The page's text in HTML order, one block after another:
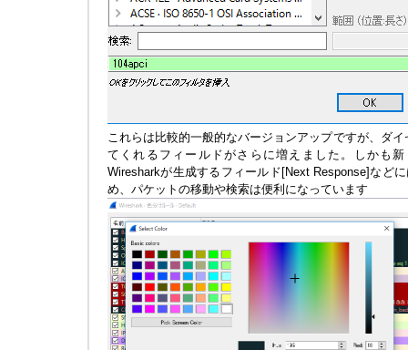
これらは比較的一般的なバージョンアップですが、ダ
てくれるフィールドがさらに増えました。しかも
Wiresharkが生成するフィールド[Next Response]など
め、パケットの移動や検索は便利になっています